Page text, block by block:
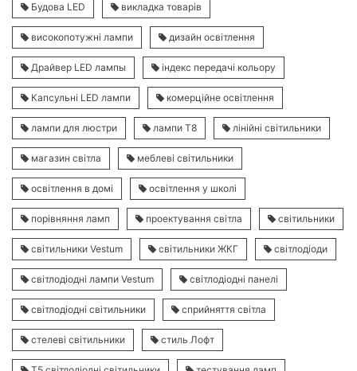
Будова LED викладка товарів
високопотужні лампи дизайн освітлення
Драйвер LED лампы індекс передачі кольору
Капсульні LED лампи комерційне освітлення
лампи для люстри лампи Т8 лінійні світильники
магазин світла меблеві світильники
освітлення в домі освітлення у школі
порівняння ламп проектування світла світильники
світильники Vestum світильники ЖКГ світлодіоди
світлодіодні лампи Vestum світлодіодні панелі
світлодіодні світильники сприйняття світла
стелеві світильники стиль Лофт